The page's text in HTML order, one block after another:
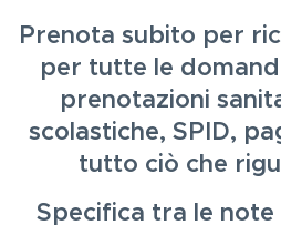
Prenota subito per
per tutte le
prenotazioni
scolastiche, SPID,
tutto ciò che
Specifica tra le note